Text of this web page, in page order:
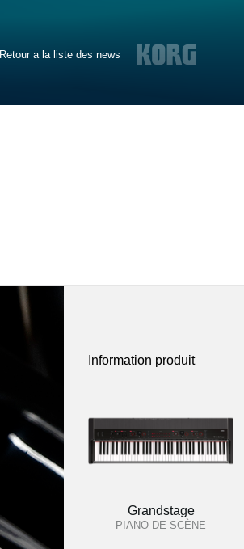
Retour a la liste des news
Information produit
Grandstage
PIANO DE SCÈNE